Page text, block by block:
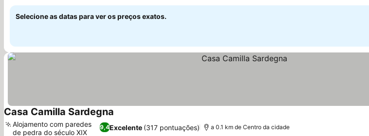
Selecione as datas para ver os preços exatos.
Casa Camilla Sardegna
9,4Excelente (317 pontuações)
Alojamento com paredes
de pedra do século XIX
a 0.1 km de Centro da cidade